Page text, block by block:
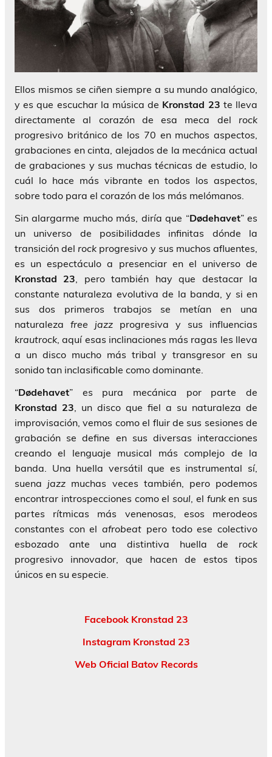
Ellos mismos se ciñen siempre a su mundo analógico,
y es que escuchar la música de Kronstad 23 te lleva
directamente al corazón de esa meca del rock
progresivo británico de los 70 en muchos aspectos,
grabaciones en cinta, alejados de la mecánica actual
de grabaciones y sus muchas técnicas de estudio, lo
cuál lo hace más vibrante en todos los aspectos,
sobre todo para el corazón de los más melómanos.
Sin alargarme mucho más, diría que “Dødehavet” es
un universo de posibilidades infinitas dónde la
transición del rock progresivo y sus muchos afluentes,
es un espectáculo a presenciar en el universo de
Kronstad 23 , pero también hay que destacar la
constante naturaleza evolutiva de la banda, y si en
sus dos primeros trabajos se metían en una
naturaleza free jazz progresiva y sus influencias
krautrock , aquí esas inclinaciones más ragas les lleva
a un disco mucho más tribal y transgresor en su
sonido tan inclasificable como dominante.
“Dødehavet” es pura mecánica por parte de
Kronstad 23 , un disco que fiel a su naturaleza de
improvisación, vemos como el fluir de sus sesiones de
grabación se define en sus diversas interacciones
creando el lenguaje musical más complejo de la
banda. Una huella versátil que es instrumental sí,
suena jazz muchas veces también, pero podemos
encontrar introspecciones como el soul , el funken sus
partes rítmicas más venenosas, esos merodeos
constantes con elafrobeat pero todo ese colectivo
esbozado ante una distintiva huella de rock
progresivo innovador, que hacen de estos tipos
únicos en su especie.
Facebook Kronstad 23
Instagram Kronstad 23
Web Oficial Batov Records